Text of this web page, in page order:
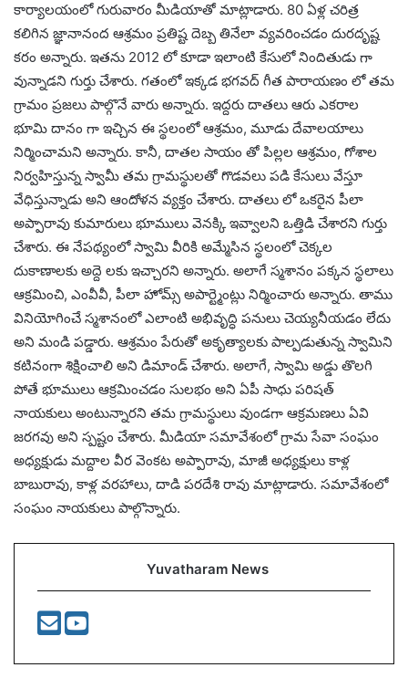
కార్యాలయంలో గురువారం మీడియాతో మాట్లాడారు. 80 ఏళ్ల చరిత్ర
కలిగిన జ్ఞానానంద ఆశ్రమం ప్రతిష్ట దెబ్బ తినేలా వ్యవరించడం దురదృష్ట
కరం అన్నారు. ఇతను 2012 లో కూడా ఇలాంటి కేసులో నిందితుడు గా
వున్నాడని గుర్తు చేశారు. గతంలో ఇక్కడ భగవద్ గీత పారాయణం లో తమ
గ్రామం ప్రజలు పాల్గొనే వారు అన్నారు. ఇద్దరు దాతలు ఆరు ఎకరాల
భూమి దానం గా ఇచ్చిన ఈ స్థలంలో ఆశ్రమం, మూడు దేవాలయాలు
నిర్మించామని అన్నారు. కానీ, దాతల సాయం తో పిల్లల ఆశ్రమం, గోశాల
నిర్వహిస్తున్న స్వామీ తమ గ్రామస్థులతో గొడవలు పడి కేసులు వేస్తూ
వేధిస్తున్నాడు అని ఆందోళన వ్యక్తం చేశారు. దాతలు లో ఒకరైన పీలా
అప్పారావు కుమారులు భూములు వెనక్కి ఇవ్వాలని ఒత్తిడి చేశారని గుర్తు
చేశారు. ఈ నేపథ్యంలో స్వామి వీరికి అమ్మేసిన స్థలంలో చెక్కల
దుకాణాలకు అద్దె లకు ఇచ్చారని అన్నారు. అలాగే స్మశానం పక్కన స్థలాలు
ఆక్రమించి, ఎంవీవీ, పీలా హోమ్స్ అపార్ట్మెంట్లు నిర్మించారు అన్నారు. తాము
వినియోగించే స్మశానంలో ఎలాంటి అభివృద్ధి పనులు చెయ్యనీయడం లేదు
అని మండి పడ్డారు. ఆశ్రమం పేరుతో అకృత్యాలకు పాల్పడుతున్న స్వామిని
కటినంగా శిక్షించాలి అని డిమాండ్ చేశారు. అలాగే, స్వామి అడ్డు తొలగి
పోతే భూములు ఆక్రమించడం సులభం అని ఏపీ సాధు పరిషత్
నాయకులు అంటున్నారని తమ గ్రామస్థులు వుండగా ఆక్రమణలు ఏవి
జరగవు అని స్పష్టం చేశారు. మీడియా సమావేశంలో గ్రామ సేవా సంఘం
అధ్యక్షుడు మద్దాల వీర వెంకట అప్పారావు, మాజీ అధ్యక్షులు కాళ్ల
బాబురావు, కాళ్ల వరహాలు, దాడి పరదేశి రావు మాట్లాడారు. సమావేశంలో
సంఘం నాయకులు పాల్గొన్నారు.
Yuvatharam News